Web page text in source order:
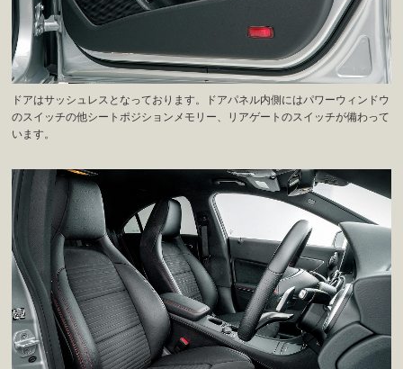
ドアはサッシュレスとなっております。ドアパネル内側にはパワーウィンドウ
のスイッチの他シートポジションメモリー、リアゲートのスイッチが備わって
います。